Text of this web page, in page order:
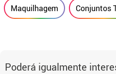
Maquilhagem Conjuntos
Poderá igualmente